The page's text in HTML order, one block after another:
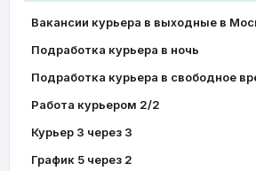
Вакансии курьера в выходные в
Подработка курьера в ночь
Подработка курьера в свободное
Работа курьером 2/2
Курьер 3 через 3
График 5 через 2